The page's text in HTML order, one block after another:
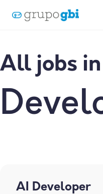
All jobs in
AI Developer